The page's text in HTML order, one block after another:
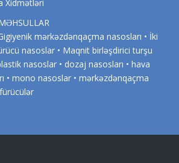
Xidmətləri
mərkəzdənqaçma nasosları • İki
nasoslar • Maqnit birləşdirici turşu
nasoslar • dozaj nasosları • hava
• mono nasoslar • mərkəzdənqaçma